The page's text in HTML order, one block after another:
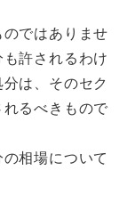
ではありませ
許されるわけ
は、そのセク
るべきもので
相場について